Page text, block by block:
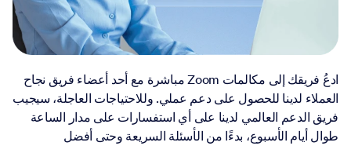
ادعُ فريقك إلى مكالمات Zoom مباشرة مع أحد أعضاء فريق نجاح
العملاء لدينا للحصول على دعم عملي. وللاحتياجات العاجلة، سيجيب
فريق الدعم العالمي لدينا على أي استفسارات على مدار الساعة
طوال أيام الأسبوع، بدءًا من الأسئلة السريعة وحتى أفضل